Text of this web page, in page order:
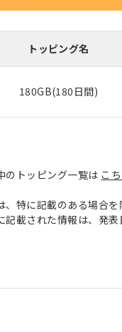
トッピング名
180GB(180日間)
のトッピング一覧は こ
特に記載のある場合を
載された情報は、発表